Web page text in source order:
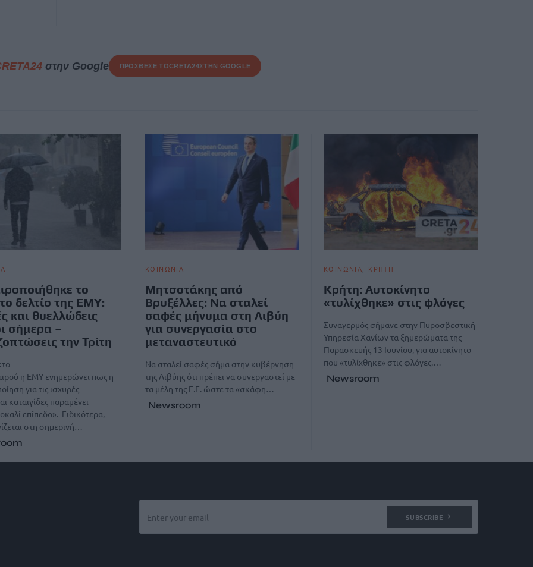
στην Google ΠΡΟΣΘΕΣΕ ΤΟCRETA24ΣΤΗΝ GOOGLE
το
δελτίο της ΕΜΥ:
και θυελλώδεις
σήμερα –
την Τρίτη
η ΕΜΥ ενημερώνει πως η
για τις ισχυρές
καταιγίδες παραμένει
επίπεδο». Ειδικότερα,
στη σημερινή…
ΚΟΙΝΩΝΙΑ
Μητσοτάκης από
Βρυξέλλες: Να σταλεί
σαφές μήνυμα στη Λιβύη
για συνεργασία στο
μεταναστευτικό
Να σταλεί σαφές σήμα στην κυβέρνηση
της Λιβύης ότι πρέπει να συνεργαστεί με
τα μέλη της Ε.Ε. ώστε τα «σκάφη…
Newsroom
ΚΟΙΝΩΝΙΑ ΚΡΗΤΗ
Κρήτη: Αυτοκίνητο
«τυλίχθηκε» στις φλόγες
Συναγερμός σήμανε στην Πυροσβεστική
Υπηρεσία Χανίων τα ξημερώματα της
Παρασκευής 13 Ιουνίου, για αυτοκίνητο
που «τυλίχθηκε» στις φλόγες.…
Newsroom
SUBSCRIBE